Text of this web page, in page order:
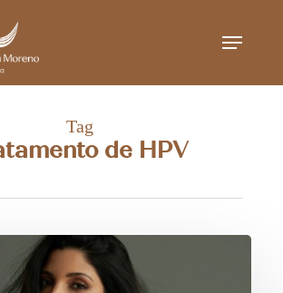
Menu
Tag
de HPV